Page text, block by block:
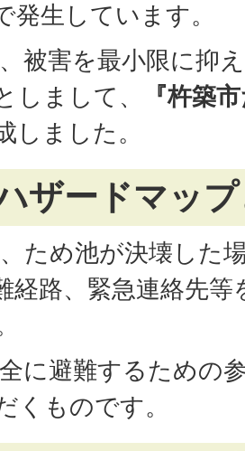
発生しています。
被害を最小限に抑
しまして、
『杵築
しました。
ザードマッ
ため池が決壊した
経路、緊急連絡先
に避難するための
くものです。